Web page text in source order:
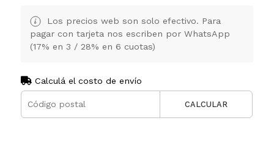
Los precios web son solo efectivo. Para
pagar con tarjeta nos escriben por WhatsApp
(17% en 3 / 28% en 6 cuotas)
Calculá el costo de envío
CALCULAR